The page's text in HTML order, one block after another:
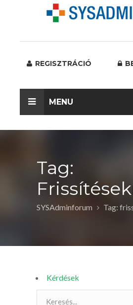
REGISZTRÁCIÓ
MENU
Tag:
SYSAdminforum Tag:
Kérdések